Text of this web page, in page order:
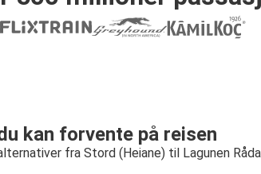
kan forvente på reisen
fra Stord (Heiane) til Lagunen